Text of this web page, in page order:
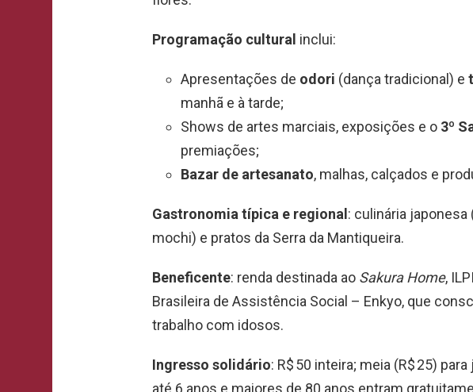
Programação cultural inclui:
Apresentações de odori (dança tradicional) e
manhã e à tarde;
Shows de artes marciais, exposições e o 3º
premiações;
Bazar de artesanato, malhas, calçados e
Gastronomia típica e regional: culinária japonesa
mochi) e pratos da Serra da Mantiqueira.
Beneficente: renda destinada ao Sakura Home,
Brasileira de Assistência Social – Enkyo, que
trabalho com idosos.
Ingresso solidário: R$ 50 inteira; meia (R$ 25)
até 6 anos e maiores de 80 anos entram